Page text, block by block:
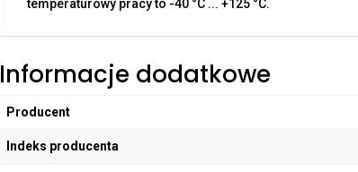
temperaturowy pracy to -40 °C ... +125 °C.
Informacje dodatkowe
Producent
Indeks producenta